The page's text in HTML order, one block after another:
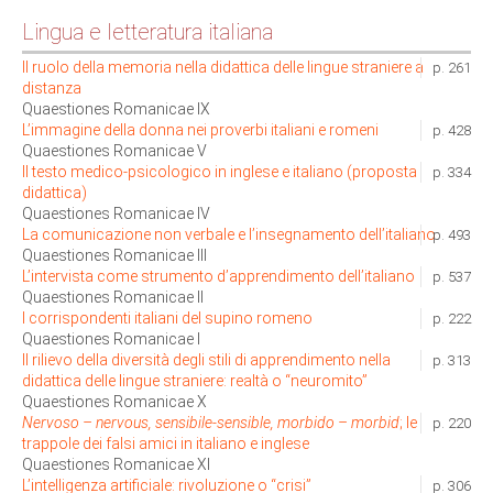
Lingua e letteratura italiana
p. 261
Il ruolo della memoria nella didattica delle lingue straniere a
distanza
Quaestiones Romanicae IX
p. 428
L’immagine della donna nei proverbi italiani e romeni
Quaestiones Romanicae V
p. 334
Il testo medico-psicologico in inglese e italiano (proposta
didattica)
Quaestiones Romanicae IV
p. 493
La comunicazione non verbale e l’insegnamento dell’italiano
Quaestiones Romanicae III
p. 537
L’intervista come strumento d’apprendimento dell’italiano
Quaestiones Romanicae II
p. 222
I corrispondenti italiani del supino romeno
Quaestiones Romanicae I
p. 313
Il rilievo della diversità degli stili di apprendimento nella
didattica delle lingue straniere: realtà o “neuromito”
Quaestiones Romanicae X
p. 220
Nervoso – nervous, sensibile-sensible, morbido – morbid; le
trappole dei falsi amici in italiano e inglese
Quaestiones Romanicae XI
p. 306
L’intelligenza artificiale: rivoluzione o “crisi”